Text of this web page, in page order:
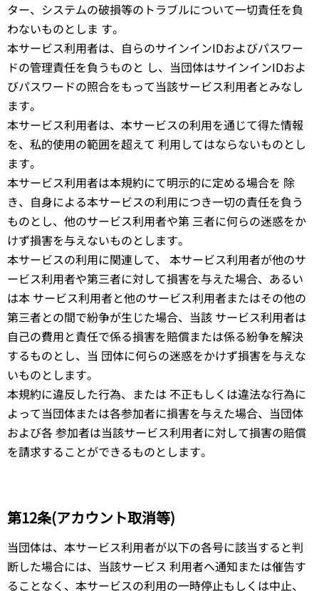
ター、システムの破損等のトラブルについて一切責任を負
わないものとしま す。
本サービス利用者は、自らのサインインIDおよびパスワー
ドの管理責任を負うものと し、当団体はサインインIDおよ
びパスワードの照合をもって当該サービス利用者とみなし
ます。
本サービス利用者は、本サービスの利用を通じて得た情報
を、私的使用の範囲を超えて 利用してはならないものとし
ます。
本サービス利用者は本規約にて明示的に定める場合を 除
き、自身による本サービスの利用につき一切の責任を負う
ものとし、他のサービス利用者や第 三者に何らの迷惑をか
けず損害を与えないものとします。
本サービスの利用に関連して、 本サービス利用者が他のサ
ービス利用者や第三者に対して損害を与えた場合、あるい
は本 サービス利用者と他のサービス利用者またはその他の
第三者との間で紛争が生じた場合、当該 サービス利用者は
自己の費用と責任で係る損害を賠償または係る紛争を解決
するものとし、当 団体に何らの迷惑をかけず損害を与えな
いものとします。
本規約に違反した行為、または 不正もしくは違法な行為に
よって当団体または各参加者に損害を与えた場合、当団体
および各 参加者は当該サービス利用者に対して損害の賠償
を請求することができるものとします。
第12条(アカウント取消等)
当団体は、本サービス利用者が以下の各号に該当すると判
断した場合には、当該サービス 利用者へ通知または催告す
ることなく、本サービスの利用の一時停止もしくは中止、